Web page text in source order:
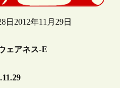
日 2012年11月29日
ェアネス-E